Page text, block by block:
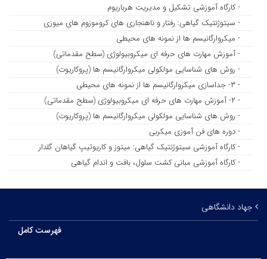
- کارگاه آموزشی تشکیل و مدیریت هرباریوم
- سیتوژنتیک گیاهی: رفتار و ناهنجاری های کروموزوم های میوزی
- میکروارگانیسم ها از نمونه های محیطی
- آموزش مهارت های حرفه ای میکروبیولوژی (سطح مقدماتی)
- روش های شناسایی مولکولی میکروارگانیسم ها (پروکاریوت)
- ۳- جداسازی میکروارگانیسم ها از نمونه های محیطی
- ۲- آموزش مهارت های حرفه ای میکروبیولوژی (سطح مقدماتی)
- روش های شناسایی مولکولی میکروارگانیسم ها (پروکاریوت)
- دوره های فن آموزی میکربی
- کارگاه آموزشی سیتوژنتیک گیاهی: میتوز و کاریوتیپ گیاهان گلدار
- کارگاه آموزشی مبانی کشت سلول، بافت و اندام گیاهی
جهاد دانشگاهی
فهرست کامل